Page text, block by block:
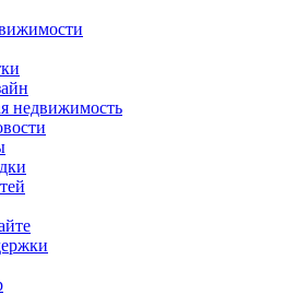
недвижимость